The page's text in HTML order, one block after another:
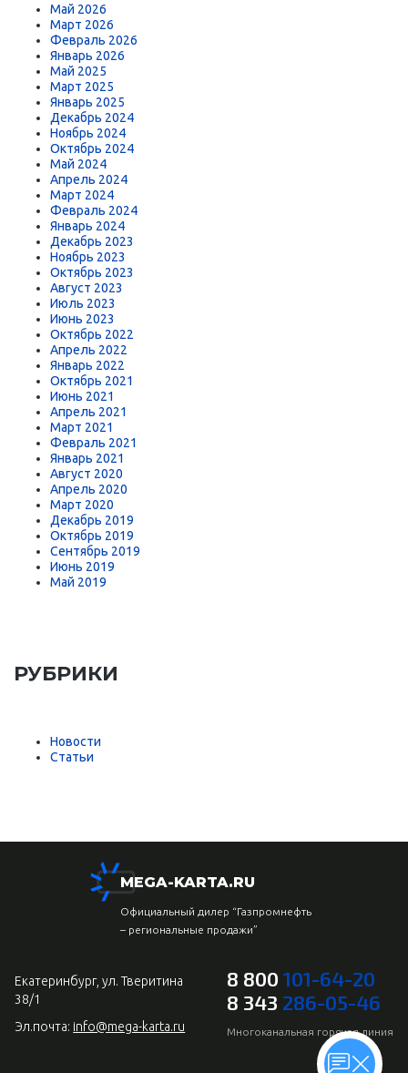
Май 2026
Март 2026
Февраль 2026
Январь 2026
Май 2025
Март 2025
Январь 2025
Декабрь 2024
Ноябрь 2024
Октябрь 2024
Май 2024
Апрель 2024
Март 2024
Февраль 2024
Январь 2024
Декабрь 2023
Ноябрь 2023
Октябрь 2023
Август 2023
Июль 2023
Июнь 2023
Октябрь 2022
Апрель 2022
Январь 2022
Октябрь 2021
Июнь 2021
Апрель 2021
Март 2021
Февраль 2021
Январь 2021
Август 2020
Апрель 2020
Март 2020
Декабрь 2019
Октябрь 2019
Сентябрь 2019
Июнь 2019
Май 2019
РУБРИКИ
Новости
Статьи
MEGA-KARTA.RU
Официальный дилер “Газпромнефть
– региональные продажи”
Екатеринбург, ул. Тверитина
38/1
Эл.почта: info@mega-karta.ru
8 800 101-64-20
8 343 286-05-46
Многоканальная горячая линия